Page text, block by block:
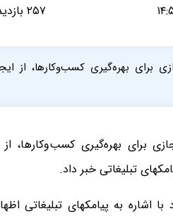
۲۵۷ بازدید
برای بهره‌گیری کسب‌وکارها، از
برای بهره‌گیری کسب‌وکارها، از
تبلیغاتی خبر داد.
به پیامکهای تبلیغاتی